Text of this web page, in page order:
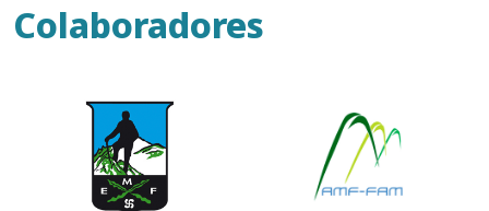
Colaboradores